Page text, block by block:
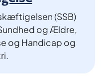
(SSB)
og Ældre,
og Handicap og